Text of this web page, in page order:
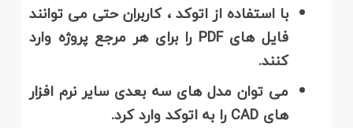
با استفاده از اتوکد ، کاربران حتی می توانند
فایل های PDF
را برای هر مرجع پروژه وارد
کنند.
می توان مدل های سه بعدی سایر نرم افزار
های
را به اتوکد وارد کرد.